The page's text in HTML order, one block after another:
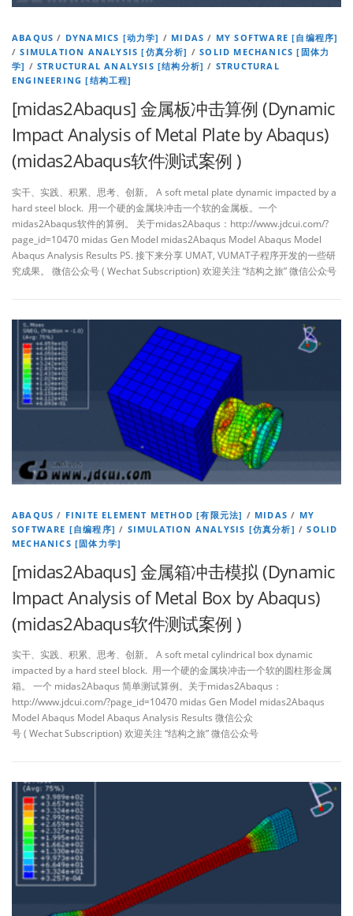
ABAQUS / DYNAMICS [动力学] / MIDAS / MY SOFTWARE [自编程序]
/SIMULATION ANALYSIS [仿真分析] /SOLID MECHANICS [固体力
学] /STRUCTURAL ANALYSIS [结构分析] / STRUCTURAL
ENGINEERING [结构工程]
[midas2Abaqus] 金属板冲击算例 (Dynamic
Impact Analysis of Metal Plate by Abaqus)
(midas2Abaqus软件测试案例 )
实干、实践、积累、思考、创新。 A soft metal plate dynamic impacted by a
hard steel block. 用一个硬的金属块冲击一个软的金属板。一个
midas2Abaqus软件的算例。 关于midas2Abaqus：http://www.jdcui.com/?
page_id=10470 midas Gen Model midas2Abaqus Model Abaqus Model
Abaqus Analysis Results PS. 接下来分享 UMAT, VUMAT子程序开发的一些研
究成果。 微信公众号 ( Wechat Subscription) 欢迎关注 “结构之旅” 微信公众号
ABAQUS / FINITE ELEMENT METHOD [有限元法] / MIDAS / MY
SOFTWARE [自编程序] / SIMULATION ANALYSIS [仿真分析] /SOLID
MECHANICS [固体力学]
[midas2Abaqus] 金属箱冲击模拟 (Dynamic
Impact Analysis of Metal Box by Abaqus)
(midas2Abaqus软件测试案例 )
实干、实践、积累、思考、创新。 A soft metal cylindrical box dynamic
impacted by a hard steel block. 用一个硬的金属块冲击一个软的圆柱形金属
箱。 一个 midas2Abaqus 简单测试算例。关于midas2Abaqus：
http://www.jdcui.com/?page_id=10470 midas Gen Model midas2Abaqus
Model Abaqus Model Abaqus Analysis Results 微信公众
号 ( Wechat Subscription) 欢迎关注 “结构之旅” 微信公众号